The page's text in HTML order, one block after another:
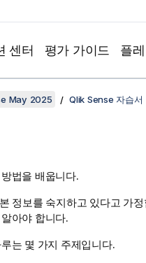
센터 평가 가이드 플
May 2025 Qlik Sense 자습서
법을 배웁니다.
정보를 숙지하고 있다고 가
아야 합니다.
는 몇 가지 주제입니다.